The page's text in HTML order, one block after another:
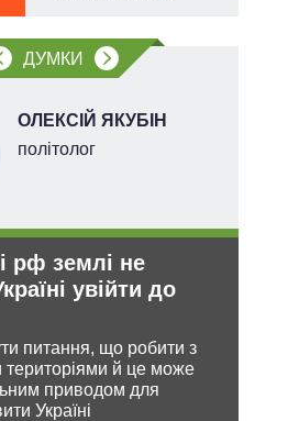
ДУМКИ
ОЛЕКСІЙ ЯКУБІН
політолог
рф землі не
увійти до
питання, що робити з
територіями й це може
приводом для
Україні